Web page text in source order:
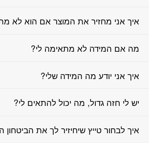
איך אני מחזיר את המוצר אם הוא לא
מה אם המידה לא מתאימה לי?
איך אני יודע מה המידה שלי?
יש לי חזה גדול, מה יכול להתאים לי?
איך לבחור טייץ שיחיזיר לך את הביטחון